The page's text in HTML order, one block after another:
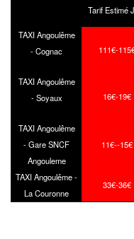
Tarif Estimé
TAXI Angoulême
- Cognac
111€-
TAXI Angoulême
- Soyaux
16€-19€
TAXI Angoulême
- Gare SNCF
Angouleme
11€--15€
TAXI Angoulême -
La Couronne
33€-36€